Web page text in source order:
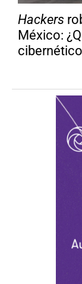
Hackers
México: